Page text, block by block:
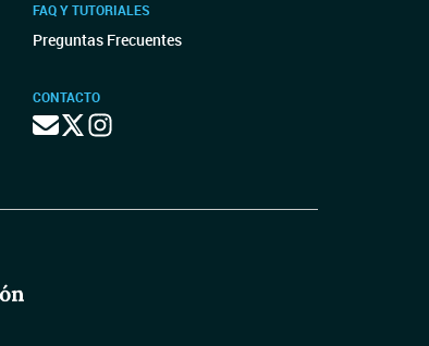
FAQ Y TUTORIALES
Preguntas Frecuentes
CONTACTO